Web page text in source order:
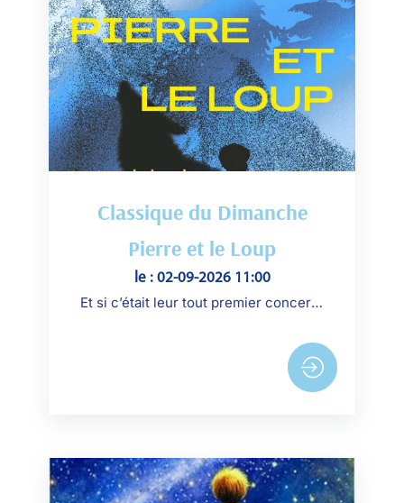
Classique du Dimanche
Pierre et le Loup
le : 02-09-2026 11:00
Et si c’était leur tout premier concert ? Offrez à votre enfant la magie de Pierre et le Loup. Un premier concert tout en douceur